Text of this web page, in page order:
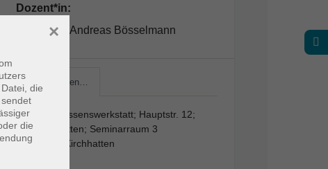
Dozent*in:
Andreas Bösselmann
VHS-Wissen…
VHS-Wissenswerkstatt; Hauptstr. 12;
Kirchhatten; Seminarraum 3
26209 Kirchhatten
die
die
×